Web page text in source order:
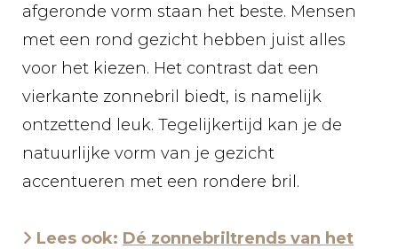
afgeronde vorm staan het beste. Mensen
met een rond gezicht hebben juist alles
voor het kiezen. Het contrast dat een
vierkante zonnebril biedt, is namelijk
ontzettend leuk. Tegelijkertijd kan je de
natuurlijke vorm van je gezicht
accentueren met een rondere bril.
Lees ook: Dé zonnebriltrends van het